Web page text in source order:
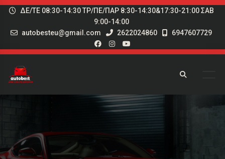
ΔΕ/ΤΕ 08:30-14:30 ΤΡ/ΠΕ/ΠΑΡ 8:30-14:30&17:30-21:00 ΣΑΒ
9:00-14:00
autobesteu@gmail.com
2622024860 6947607729